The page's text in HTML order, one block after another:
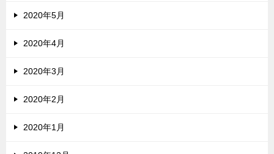
2020年5月
2020年4月
2020年3月
2020年2月
2020年1月